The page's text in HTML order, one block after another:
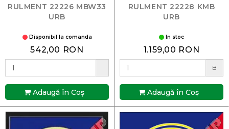
RULMENT 22226 MBW33
URB
Disponibil la comanda
542,00 RON
Adaugă în Coş
RULMENT 22228 KMB
URB
In stoc
1.159,00 RON
B
Adaugă în Coş